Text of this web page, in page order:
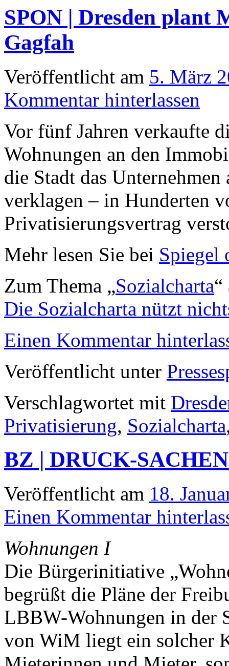
SPON | Dresden plant
Gagfah
Veröffentlicht am 5. März
Kommentar hinterlassen
Vor fünf Jahren verkaufte
Wohnungen an den
die Stadt das
verklagen – in Hunderten
Privatisierungsvertrag
Mehr lesen Sie bei Spiegel
Zum Thema „Sozialcharta“
Die Sozialcharta nützt
Einen Kommentar
Veröffentlicht unter
Verschlagwortet mit
Privatisierung, Sozialcharta
BZ | DRUCK-
Veröffentlicht am 18.
Einen Kommentar
Wohnungen I
Die Bürgerinitiative
begrüßt die Pläne der
LBBW-Wohnungen in der
von WiM liegt ein solcher